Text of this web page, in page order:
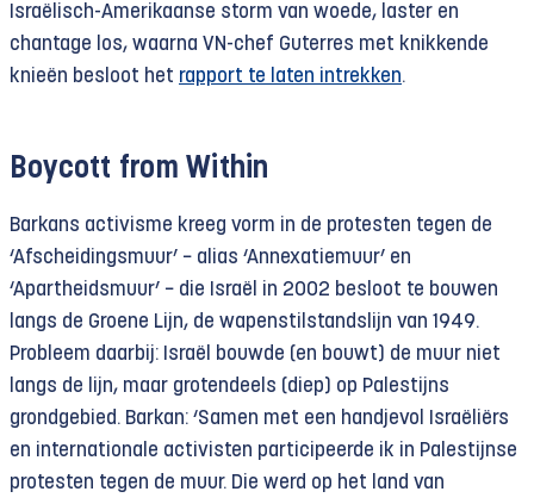
Israëlisch-Amerikaanse storm van woede, laster en
chantage los, waarna VN-chef Guterres met knikkende
knieën besloot het rapport te laten intrekken.
Boycott from Within
Barkans activisme kreeg vorm in de protesten tegen de
‘Afscheidingsmuur’ − alias ‘Annexatiemuur’ en
‘Apartheidsmuur’ − die Israël in 2002 besloot te bouwen
langs de Groene Lijn, de wapenstilstandslijn van 1949.
Probleem daarbij: Israël bouwde (en bouwt) de muur niet
langs de lijn, maar grotendeels (diep) op Palestijns
grondgebied. Barkan: ‘Samen met een handjevol Israëliërs
en internationale activisten participeerde ik in Palestijnse
protesten tegen de muur. Die werd op het land van